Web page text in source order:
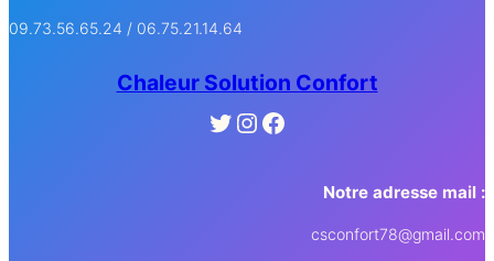
09.73.56.65.24 / 06.75.21.14.64
Chaleur Solution Confort
Twitter Instagram Facebook
Notre adresse mail :
csconfort78@gmail.com